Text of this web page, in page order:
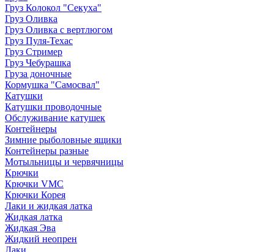
Груз Колокол "Секуха"
Груз Оливка
Груз Оливка с вертлюгом
Груз Пуля-Техас
Груз Стример
Груз Чебурашка
Груза доночные
Кормушка "Самосвал"
Катушки
Катушки проводочные
Обслуживание катушек
Контейнеры
Зимние рыболовные ящики
Контейнеры разные
Мотыльницы и червячницы
Крючки
Крючки VMC
Крючки Корея
Лаки и жидкая латка
Жидкая латка
Жидкая Эва
Жидкий неопрен
Лаки